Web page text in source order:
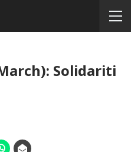
Solidariti